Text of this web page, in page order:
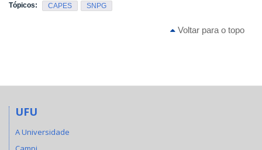
Tópicos: CAPES SNPG
Voltar para o topo
UFU
A Universidade